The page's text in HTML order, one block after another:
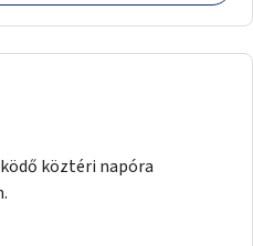
köztéri napóra